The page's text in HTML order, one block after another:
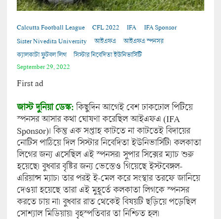
Calcutta Football League CFL 2022 IFA
IFA Sponsor
Sister Nivedita University
আইএফএ
আইএফএ স্পনসর
ক্যালকাটা ফুটবল লিগ
সিস্টার নিবেদিতা ইউনিভার্সিটি
September 29, 2022
First ad
জাস্ট দুনিয়া ডেস্ক:কিছুদিন আগেই বেশ ঢাকঢোল পিটিয়ে
স্পনসর আসার কথা ঘোষণা করেছিল আইএফএ (IFA
Sponsor)। কিন্তু এক সপ্তাহ কাটতে না কাটতেই বিদায়ের
নোটিস পাঠিয়ে দিল সিস্টার নিবেদিতা ইউনিভার্সিটি। কলকাতা
লিগের জন্য এসেছিল এই স্পনসর। সুপার সিক্সের ম্যাচ শুরু
হয়েছে। বুধবার বৃষ্টির জন্য ভেস্তেও গিয়েছে ইস্টবেঙ্গল-
এরিয়ান্স ম্যাচ। তার পরই ই-মেল করে সংস্থার তরফে জানিয়ে
দেওয়া হয়েছে তারা এই মুহূর্তে কলকাতা লিগকে স্পনসর
করতে চায় না। বুধবার রাত থেকেই বিষয়টি ছড়িয়ে পড়েছিল
সোশ্যাল মিডিয়ায়। বৃহস্পতিবার তা নিশ্চিত হল।